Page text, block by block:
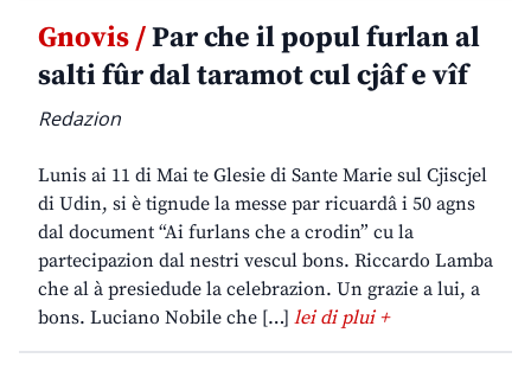
Gnovis /Par che il popul furlan al
salti fûr dal taramot cul cjâf e vîf
Redazion
Lunis ai 11 di Mai te Glesie di Sante Marie sul Cjiscjel
di Udin, si è tignude la messe par ricuardâ i 50 agns
dal document “Ai furlans che a crodin” cu la
partecipazion dal nestri vescul bons. Riccardo Lamba
che al à presiedude la celebrazion. Un grazie a lui, a
bons. Luciano Nobile che […] lei di plui +